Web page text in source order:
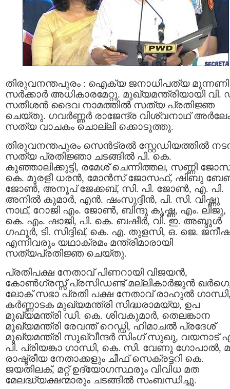
തിരുവനന്തപുരം : ഐക്യ ജനാധിപത്യ മുന്നണി
സർക്കാർ അധികാരമേറ്റു. മുഖ്യമന്ത്രിയായി വി.
സതീശന്‍ ദൈവ നാമത്തിൽ സത്യ പ്രതിജ്ഞ
ചെയ്തു. ഗവർണ്ണർ രാജേന്ദ്ര വിശ്വനാഥ്
സത്യ വാചകം ചൊല്ലി ക്കൊടുത്തു.
തിരുവനന്തപുരം സെന്‍ട്രല്‍ സ്റ്റേഡിയത്തില്‍
സത്യ പ്രതിജ്ഞാ ചടങ്ങിൽ പി. കെ.
കുഞ്ഞാലിക്കുട്ടി, രമേശ് ചെന്നിത്തല, സണ്ണി
കെ. മുരളീ ധരൻ, മോൻസ് ജോസഫ്, ഷിബു
ജോൺ, അനൂപ് ജേക്കബ്, സി. പി. ജോൺ, എ. പി.
അനിൽ കുമാർ, എൻ. ഷംസുദ്ദീൻ, പി. സി. വിഷ്ണു
നാഥ്, റോജി എം. ജോൺ, ബിന്ദു കൃഷ്ണ, എം. ലിജു,
കെ. എം. ഷാജി, പി. കെ. ബഷീർ, വി. ഇ. അബ്ദുൾ
ഗഫൂർ, ടി. സിദ്ദിഖ്, കെ. എ. തുളസി, ഒ. ജെ.
എന്നിവരും യഥാക്രമം മന്ത്രിമാരായി
സത്യപ്രതിജ്ഞ ചെയ്തു.
പ്രതിപക്ഷ നേതാവ് പിണറായി വിജയന്‍,
കോണ്‍ഗ്രസ്സ് പ്രസിഡണ്ട് മല്ലികാര്‍ജുന്‍
ലോക് സഭാ പ്രതി പക്ഷ നേതാവ് രാഹുല്‍
കര്‍ണ്ണാടക മുഖ്യമന്ത്രി സിദ്ധരാമയ്യ, ഉപ
മുഖ്യമന്ത്രി ഡി. കെ. ശിവകുമാർ, തെലങ്കാന
മുഖ്യമന്ത്രി രേവന്ത് റെഡ്ഡി, ഹിമാചൽ പ്രദേശ്
മുഖ്യമന്ത്രി സുഖ്‌വീന്ദർ സിംഗ് സുഖു, വയനാട്
പി. പ്രിയങ്കാ ഗാന്ധി, കെ. സി. വേണു ഗോപാല്‍,
രാഷ്ട്രീയ നേതാക്കളും ചീഫ് സെക്രട്ടറി കെ.
ജയതിലക്, മറ്റ് ഉദ്യോഗസ്ഥരും വിവിധ മത
മേലദ്ധ്യക്ഷന്മാരും ചടങ്ങിൽ സംബന്ധിച്ചു.